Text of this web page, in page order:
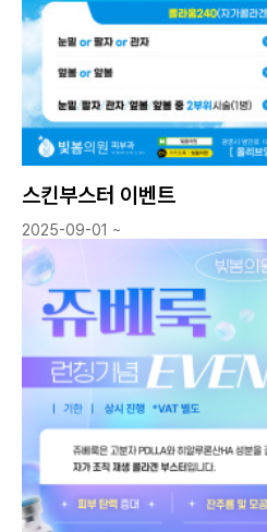
스킨부스터 이벤트
2025-09-01 ~